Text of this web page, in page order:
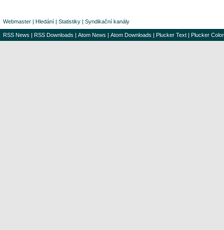
Webmaster | Hledání | Statistiky | Syndikační kanály
RSS News | RSS Downloads | Atom News | Atom Downloads | Plucker Text | Plucker Color